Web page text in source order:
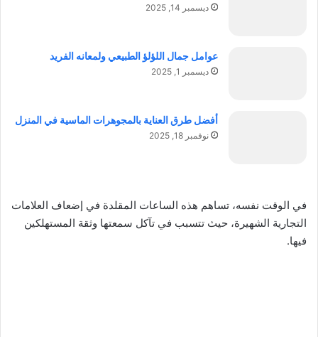
ديسمبر 14, 2025
عوامل جمال اللؤلؤ الطبيعي ولمعانه الفريد
ديسمبر 1, 2025
أفضل طرق العناية بالمجوهرات الماسية في المنزل
نوفمبر 18, 2025
في الوقت نفسه، تساهم هذه الساعات المقلدة في إضعاف العلامات
التجارية الشهيرة، حيث تتسبب في تآكل سمعتها وثقة المستهلكين
فيها.